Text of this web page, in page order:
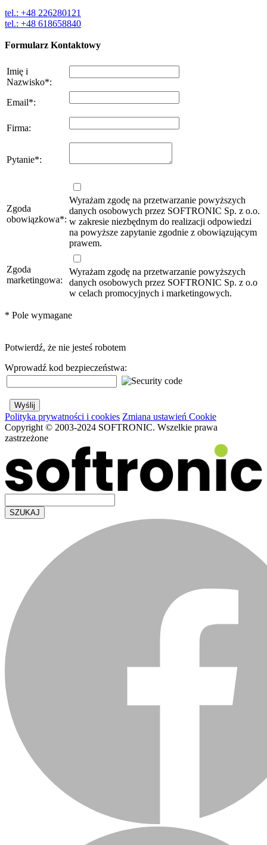
tel.: +48 226280121
tel.: +48 618658840
Formularz Kontaktowy
Imię i
Nazwisko*:
Email*:
Firma:
Pytanie*:
Zgoda
obowiązkowa*:
Wyrażam zgodę na przetwarzanie powyższych
danych osobowych przez SOFTRONIC Sp. z o.o.
w zakresie niezbędnym do realizacji odpowiedzi
na powyższe zapytanie zgodnie z obowiązującym
prawem.
Zgoda
marketingowa:
Wyrażam zgodę na przetwarzanie powyższych
danych osobowych przez SOFTRONIC Sp. z o.o
w celach promocyjnych i marketingowych.
* Pole wymagane
Potwierdź, że nie jesteś robotem
Wprowadź kod bezpieczeństwa:
Polityka prywatności i cookies Zmiana ustawień Cookie
Copyright © 2003-2024 SOFTRONIC. Wszelkie prawa
zastrzeżone